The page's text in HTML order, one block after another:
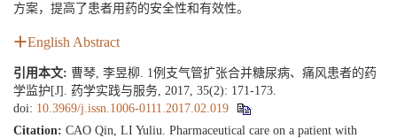
方案，提高了患者用药的安全性和有效性。
English Abstract
引用本文: 曹琴, 李昱柳. 1例支气管扩张合并糖尿病、痛风患者的药
学监护[J]. 药学实践与服务, 2017, 35(2): 171-173.
doi: 10.3969/j.issn.1006-0111.2017.02.019
Citation: CAO Qin, LI Yuliu. Pharmaceutical care on a patient with